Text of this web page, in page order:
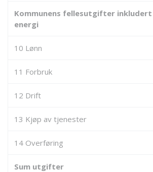
Kommunens fellesutgifter inkludert
energi
10 Lønn
11 Forbruk
12 Drift
13 Kjøp av tjenester
14 Overføring
Sum utgifter